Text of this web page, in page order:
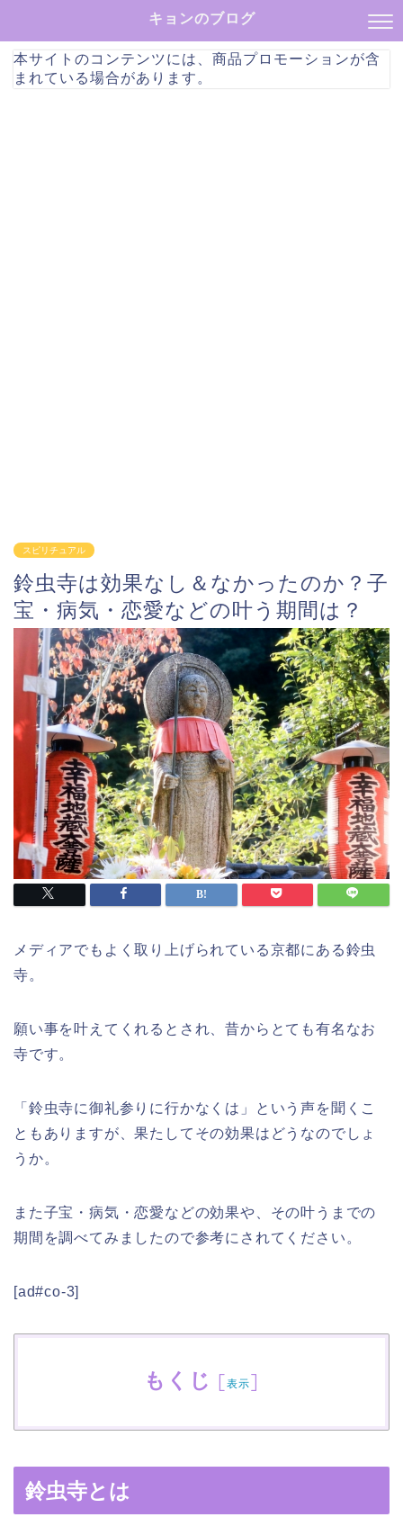
キョンのブログ
本サイトのコンテンツには、商品プロモーションが含
まれている場合があります。
スピリチュアル
鈴虫寺は効果なし＆なかったのか？子
宝・病気・恋愛などの叶う期間は？
メディアでもよく取り上げられている京都にある鈴虫
寺。
願い事を叶えてくれるとされ、昔からとても有名なお
寺です。
「鈴虫寺に御礼参りに行かなくは」という声を聞くこ
ともありますが、果たしてその効果はどうなのでしょ
うか。
また子宝・病気・恋愛などの効果や、その叶うまでの
期間を調べてみましたので参考にされてください。
[ad#co-3]
もくじ [表示]
鈴虫寺とは